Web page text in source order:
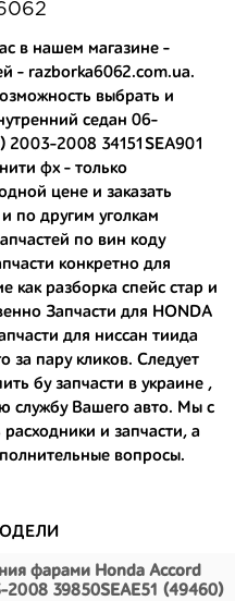
CM) 2003-2008
и
от контрафактных
именно нашу
продавца. Если вам
деталей для японских
интернет-магазина
– хорошее решение.
ездили по превосходным
невыробатанный ресурс, и
в нашем магазине -
- razborka6062.com.ua.
выбрать и
седан 06-
2003-2008 34151SEA901
фх- только
цене и заказать
по другим уголкам
по вин коду
конкретно для
как разборка спейс стар и
Запчасти для HONDA
для ниссан тиида
за пару кликов. Следует
бу запчасти в украине ,
службу Вашего авто. Мы с
и запчасти, а
вопросы.
фарами Honda Accord
2008 39850SEAE51 (49460)